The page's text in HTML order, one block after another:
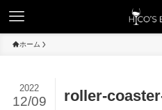
ホーム
roller-
2022
12/09